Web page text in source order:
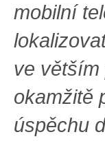
mobilní
ve větším
okamžitě
úspěchu